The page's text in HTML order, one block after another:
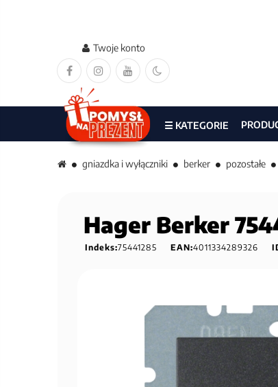
Twoje konto
☰ KATEGORIE
gniazdka i wyłączniki berker pozostałe
Hager Berker
Indeks:75441285 EAN:4011334289326